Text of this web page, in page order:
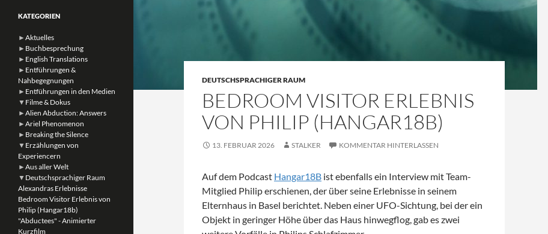
DEUTSCHSPRACHIGER RAUM
BEDROOM VISITOR ERLEBNIS
VON PHILIP (HANGAR18B)
13. FEBRUAR 2026 STALKER KOMMENTAR HINTERLASSEN
Auf dem Podcast Hangar18B ist ebenfalls ein Interview mit Team-
Mitglied Philip erschienen, der über seine Erlebnisse in seinem
Elternhaus in Basel berichtet. Neben einer UFO-Sichtung, bei der ein
Objekt in geringer Höhe über das Haus hinwegflog, gab es zwei
KATEGORIEN
► Aktuelles
► Buchbesprechung
► English Translations
► Entführungen &
Nahbegegnungen
► Entführungen in den Medien
▼ Filme & Dokus
► Alien Abduction: Answers
► Ariel Phenomenon
► Breaking the Silence
▼ Erzählungen von
Experiencern
► Aus aller Welt
▼ Deutschsprachiger Raum
Alexandras Erlebnisse
Bedroom Visitor Erlebnis von
Philip (Hangar18b)
"Abductees" - Animierter
Kurzfilm